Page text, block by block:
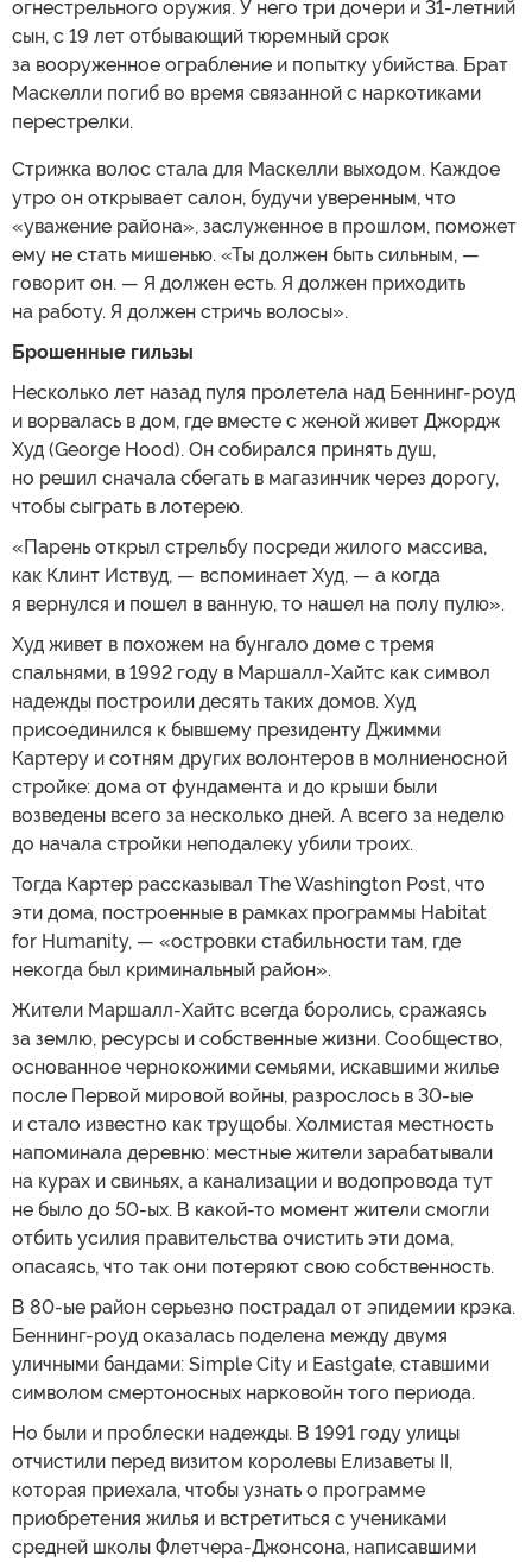
огнестрельного оружия. У него три дочери и 31-летний
сын, с 19 лет отбывающий тюремный срок
за вооруженное ограбление и попытку убийства. Брат
Маскелли погиб во время связанной с наркотиками
перестрелки.
Стрижка волос стала для Маскелли выходом. Каждое
утро он открывает салон, будучи уверенным, что
«уважение района», заслуженное в прошлом, поможет
ему не стать мишенью. «Ты должен быть сильным, —
говорит он. — Я должен есть. Я должен приходить
на работу. Я должен стричь волосы».
Брошенные гильзы
Несколько лет назад пуля пролетела над Беннинг-роуд
и ворвалась в дом, где вместе с женой живет Джордж
Худ (George Hood). Он собирался принять душ,
но решил сначала сбегать в магазинчик через дорогу,
чтобы сыграть в лотерею.
«Парень открыл стрельбу посреди жилого массива,
как Клинт Иствуд, — вспоминает Худ, — а когда
я вернулся и пошел в ванную, то нашел на полу пулю».
Худ живет в похожем на бунгало доме с тремя
спальнями, в 1992 году в Маршалл-Хайтс как символ
надежды построили десять таких домов. Худ
присоединился к бывшему президенту Джимми
Картеру и сотням других волонтеров в молниеносной
стройке: дома от фундамента и до крыши были
возведены всего за несколько дней. А всего за неделю
до начала стройки неподалеку убили троих.
Тогда Картер рассказывал The Washington Post, что
эти дома, построенные в рамках программы Habitat
for Humanity, — «островки стабильности там, где
некогда был криминальный район».
Жители Маршалл-Хайтс всегда боролись, сражаясь
за землю, ресурсы и собственные жизни. Сообщество,
основанное чернокожими семьями, искавшими жилье
после Первой мировой войны, разрослось в 30-ые
и стало известно как трущобы. Холмистая местность
напоминала деревню: местные жители зарабатывали
на курах и свиньях, а канализации и водопровода тут
не было до 50-ых. В какой-то момент жители смогли
отбить усилия правительства очистить эти дома,
опасаясь, что так они потеряют свою собственность.
В 80-ые район серьезно пострадал от эпидемии крэка.
Беннинг-роуд оказалась поделена между двумя
уличными бандами: Simple City и Eastgate, ставшими
символом смертоносных нарковойн того периода.
Но были и проблески надежды. В 1991 году улицы
отчистили перед визитом королевы Елизаветы II,
которая приехала, чтобы узнать о программе
приобретения жилья и встретиться с учениками
средней школы Флетчера-Джонсона, написавшими